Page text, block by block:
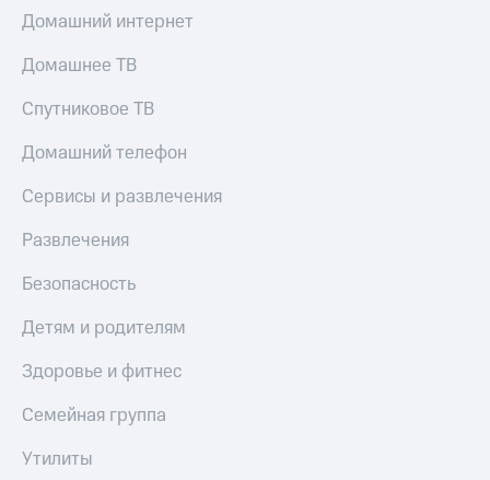
Домашний интернет
Домашнее ТВ
Спутниковое ТВ
Домашний телефон
Сервисы и развлечения
Развлечения
Безопасность
Детям и родителям
Здоровье и фитнес
Семейная группа
Утилиты